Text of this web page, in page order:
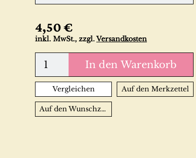
4,50 €
inkl. MwSt., zzgl.Versandkosten
In den Warenkorb
Vergleichen Auf den Merkzettel
Auf den Wunschzettel